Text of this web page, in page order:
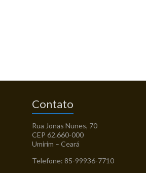
Contato
Rua Jonas Nunes, 70
CEP 62.660-000
Umirim – Ceará
Telefone: 85-99936-7710